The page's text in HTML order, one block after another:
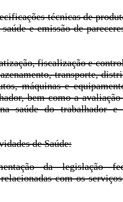
técnicas de
e emissão de
fiscalização e
transporte,
máquinas e
bem como a
saúde do trabalhador e
de Saúde:
da legislação
com os